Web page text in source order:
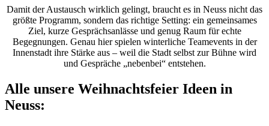
Damit der Austausch wirklich gelingt, braucht es in Neuss nicht das
größte Programm, sondern das richtige Setting: ein gemeinsames
Ziel, kurze Gesprächsanlässe und genug Raum für echte
Begegnungen. Genau hier spielen winterliche Teamevents in der
Innenstadt ihre Stärke aus – weil die Stadt selbst zur Bühne wird
und Gespräche „nebenbei“ entstehen.
Alle unsere Weihnachtsfeier Ideen in
Neuss: